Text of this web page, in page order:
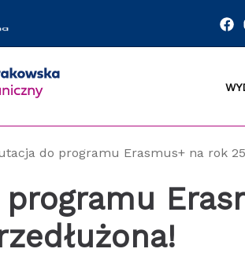
do programu Erasmus+ na rok